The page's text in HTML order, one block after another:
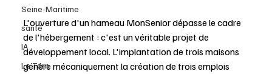
Seine-Maritime
santé
IA
Le Tarn
L'ouverture d'un hameau MonSenior dépasse le cadre
de l'hébergement : c'est un véritable projet de
développement local. L'implantation de trois maisons
génère mécaniquement la création de trois emplois